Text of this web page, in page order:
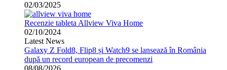
02/03/2025
Recenzie tableta Allview Viva Home
02/10/2024
Latest News
Galaxy Z Fold8, Flip8 și Watch9 se lansează în România
după un record european de precomenzi
08/08/2026